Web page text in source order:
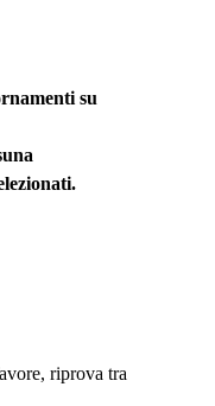
su
riprova tra